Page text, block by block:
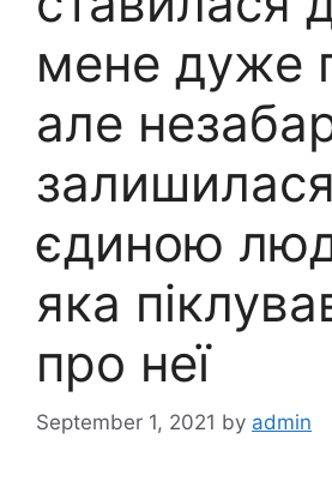
мене дуже
але
залишилася
єдиною
яка
про неї
September 1, 2021 by admin